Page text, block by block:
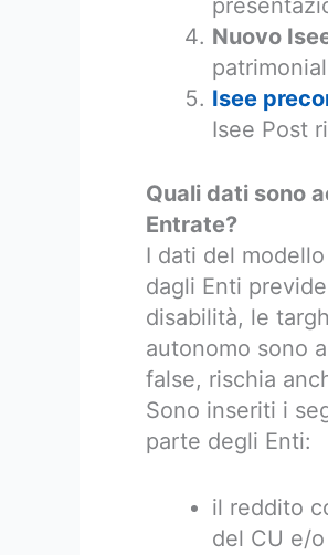
Nuovo
Isee
Isee Post
Quali dati sono
Entrate?
I dati del
dagli Enti
disabilità, le
autonomo sono
false, rischia
Sono inseriti i
parte degli Enti:
il reddito
del CU e/